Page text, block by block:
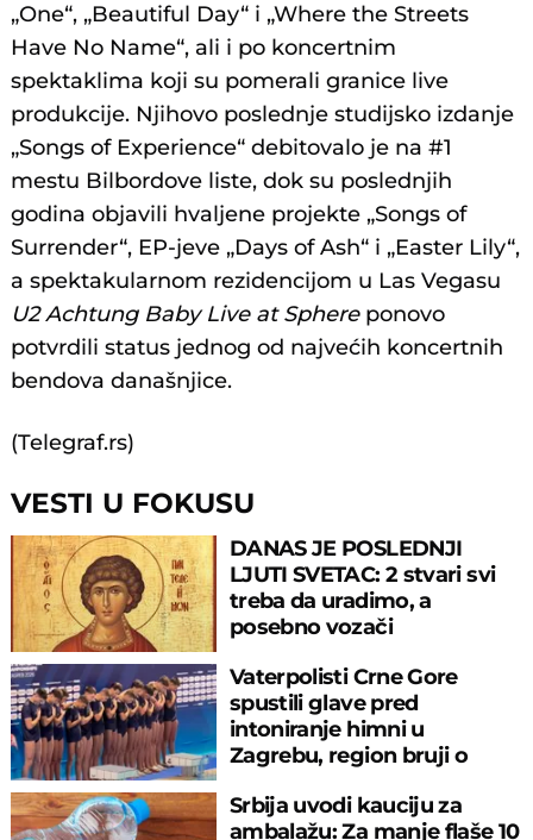
„One“, „Beautiful Day“ i „Where the Streets
Have No Name“, ali i po koncertnim
spektaklima koji su pomerali granice live
produkcije. Njihovo poslednje studijsko izdanje
„Songs of Experience“ debitovalo je na #1
mestu Bilbordove liste, dok su poslednjih
godina objavili hvaljene projekte „Songs of
Surrender“, EP-jeve „Days of Ash“ i „Easter Lily“,
a spektakularnom rezidencijom u Las Vegasu
U2 Achtung Baby Live at Sphereponovo
potvrdili status jednog od najvećih koncertnih
bendova današnjice.
(Telegraf.rs)
VESTI U FOKUSU
DANAS JE POSLEDNJI
LJUTI SVETAC: 2 stvari svi
treba da uradimo, a
posebno vozači
Vaterpolisti Crne Gore
spustili glave pred
intoniranje himni u
Zagrebu, region bruji o
Srbija uvodi kauciju za
ambalažu: Za manje flaše 10